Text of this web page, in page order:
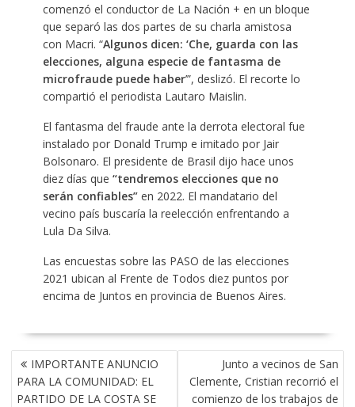
comenzó el conductor de La Nación + en un bloque
que separó las dos partes de su charla amistosa
con Macri. “Algunos dicen: ‘Che, guarda con las
elecciones, alguna especie de fantasma de
microfraude puede haber’”, deslizó. El recorte lo
compartió el periodista Lautaro Maislin.
El fantasma del fraude ante la derrota electoral fue
instalado por Donald Trump e imitado por Jair
Bolsonaro. El presidente de Brasil dijo hace unos
diez días que “tendremos elecciones que no
serán confiables” en 2022. El mandatario del
vecino país buscaría la reelección enfrentando a
Lula Da Silva.
Las encuestas sobre las PASO de las elecciones
2021 ubican al Frente de Todos diez puntos por
encima de Juntos en provincia de Buenos Aires.
NAVEGACIÓN
DE
ENTRADAS
IMPORTANTE ANUNCIO
PARA LA COMUNIDAD: EL
PARTIDO DE LA COSTA SE
Junto a vecinos de San
Clemente, Cristian recorrió el
comienzo de los trabajos de